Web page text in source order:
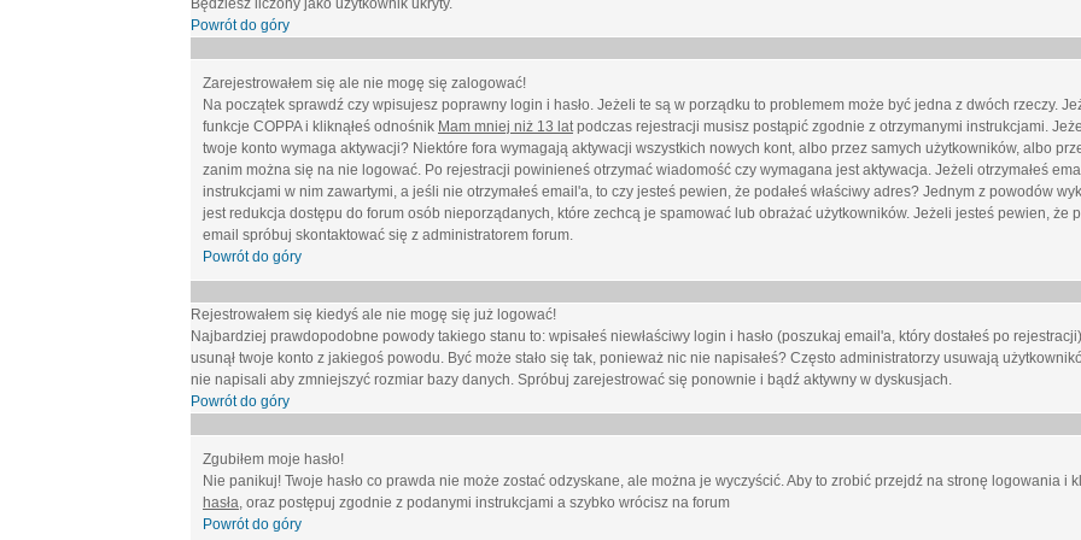
Będziesz liczony jako użytkownik ukryty.
Powrót do góry
Zarejestrowałem się ale nie mogę się zalogować!
Na początek sprawdź czy wpisujesz poprawny login i hasło. Jeżeli te są w porządku to problemem może być jedna z dwóch rzeczy.
funkcje COPPA i kliknąłeś odnośnik Mam mniej niż 13 latpodczas rejestracji musisz postąpić zgodnie z otrzymanymi instrukcjami.
twoje konto wymaga aktywacji? Niektóre fora wymagają aktywacji wszystkich nowych kont, albo przez samych użytkowników, albo
zanim można się na nie logować. Po rejestracji powinieneś otrzymać wiadomość czy wymagana jest aktywacja. Jeżeli otrzymałeś
instrukcjami w nim zawartymi, a jeśli nie otrzymałeś email'a, to czy jesteś pewien, że podałeś właściwy adres? Jednym z powodów
jest redukcja dostępu do forum osób nieporządanych, które zechcą je spamować lub obrażać użytkowników. Jeżeli jesteś pewien, że
email spróbuj skontaktować się z administratorem forum.
Powrót do góry
Rejestrowałem się kiedyś ale nie mogę się już logować!
Najbardziej prawdopodobne powody takiego stanu to: wpisałeś niewłaściwy login i hasło (poszukaj email'a, który dostałeś po
usunął twoje konto z jakiegoś powodu. Być może stało się tak, ponieważ nic nie napisałeś? Często administratorzy usuwają
nie napisali aby zmniejszyć rozmiar bazy danych. Spróbuj zarejestrować się ponownie i bądź aktywny w dyskusjach.
Powrót do góry
Zgubiłem moje hasło!
Nie panikuj! Twoje hasło co prawda nie może zostać odzyskane, ale można je wyczyścić. Aby to zrobić przejdź na stronę logowania i
hasła, oraz postępuj zgodnie z podanymi instrukcjami a szybko wrócisz na forum
Powrót do góry